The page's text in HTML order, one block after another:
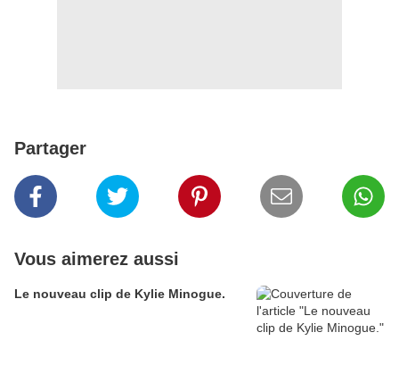
Partager
Vous aimerez aussi
Le nouveau clip de Kylie Minogue.